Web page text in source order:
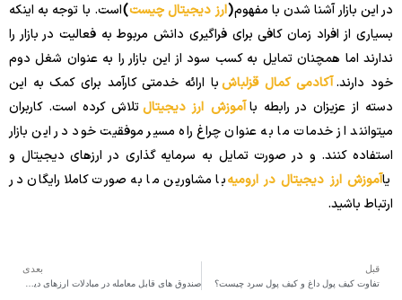
در این بازار آشنا شدن با مفهوم(ارز دیجیتال چیست)است. با توجه به اینکه
بسیاری از افراد زمان کافی برای فراگیری دانش مربوط به فعالیت در بازار را
ندارند اما همچنان تمایل به کسب سود از این بازار را به عنوان شغل دوم
خود دارند.آکادمی کمال قزلباشبا ارائه خدمتی کارآمد برای کمک به این
دسته از عزیزان در رابطه باآموزش ارز دیجیتالتلاش کرده است. کاربران
میتوانند از خدمات ما به عنوان چراغ راه مسیر موفقیت خود در این بازار
استفاده کنند. و در صورت تمایل به سرمایه گذاری در ارزهای دیجیتال و
یاآموزش ارز دیجیتال در ارومیهبا مشاورین ما به صورت کاملا رایگان در
ارتباط باشید.
قبل
تفاوت کیف پول داغ و کیف پول سرد چیست؟
بعدی
صندوق های قابل معامله در مبادلات ارزهای دیجیتال (ETF) چگونه کار می کنند؟